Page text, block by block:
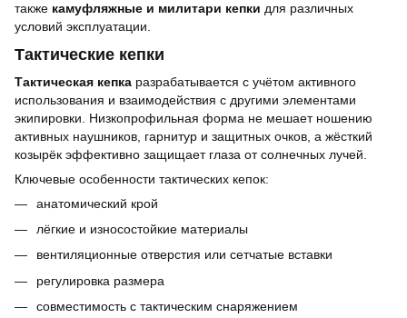
также камуфляжные и милитари кепки для различных
условий эксплуатации.
Тактические кепки
Тактическая кепка разрабатывается с учётом активного
использования и взаимодействия с другими элементами
экипировки. Низкопрофильная форма не мешает ношению
активных наушников, гарнитур и защитных очков, а жёсткий
козырёк эффективно защищает глаза от солнечных лучей.
Ключевые особенности тактических кепок:
анатомический крой
лёгкие и износостойкие материалы
вентиляционные отверстия или сетчатые вставки
регулировка размера
совместимость с тактическим снаряжением